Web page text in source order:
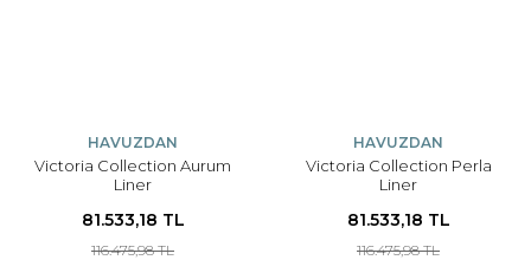
HAVUZDAN
Victoria Collection Aurum
Liner
81.533,18 TL
116.475,98 TL
HAVUZDAN
Victoria Collection Perla
Liner
81.533,18 TL
116.475,98 TL